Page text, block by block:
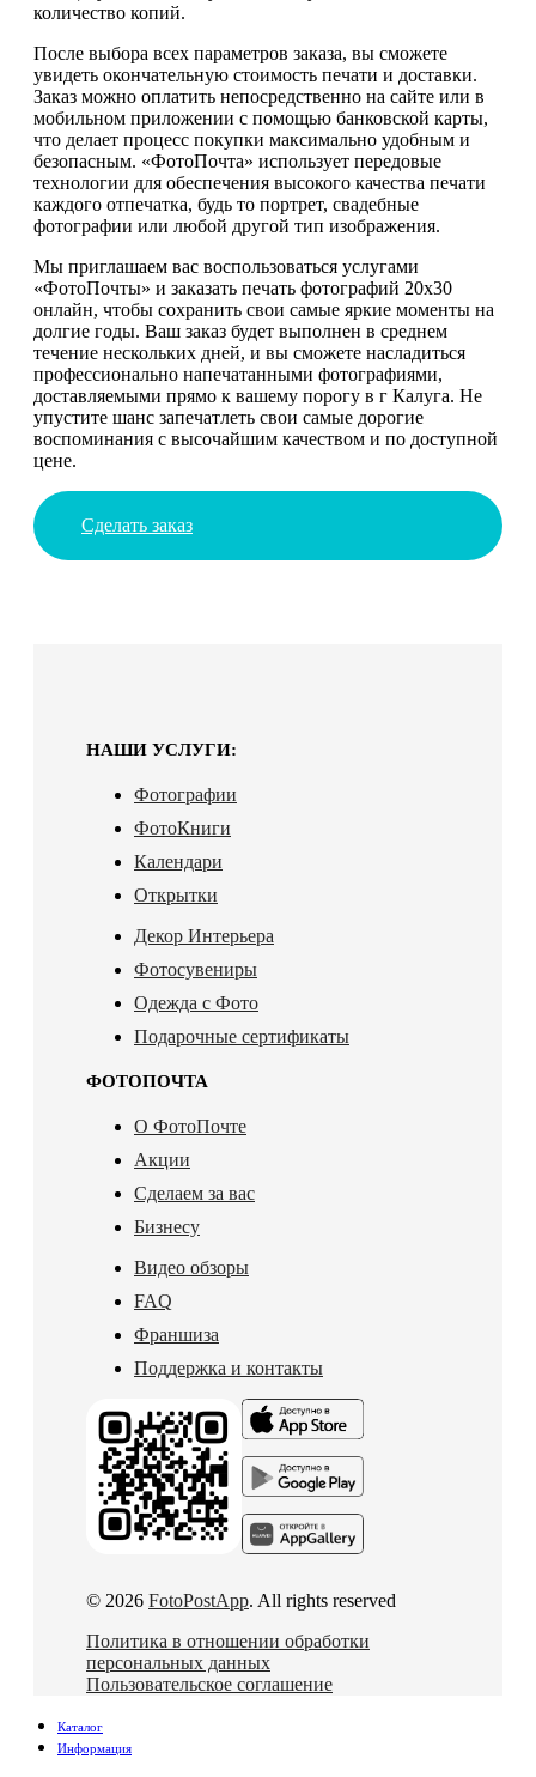
количество копий.
После выбора всех параметров заказа, вы сможете
увидеть окончательную стоимость печати и доставки.
Заказ можно оплатить непосредственно на сайте или в
мобильном приложении с помощью банковской карты,
что делает процесс покупки максимально удобным и
безопасным. «ФотоПочта» использует передовые
технологии для обеспечения высокого качества печати
каждого отпечатка, будь то портрет, свадебные
фотографии или любой другой тип изображения.
Мы приглашаем вас воспользоваться услугами
«ФотоПочты» и заказать печать фотографий 20х30
онлайн, чтобы сохранить свои самые яркие моменты на
долгие годы. Ваш заказ будет выполнен в среднем
течение нескольких дней, и вы сможете насладиться
профессионально напечатанными фотографиями,
доставляемыми прямо к вашему порогу в г Калуга. Не
упустите шанс запечатлеть свои самые дорогие
воспоминания с высочайшим качеством и по доступной
цене.
Сделать заказ
НАШИ УСЛУГИ:
Фотографии
ФотоКниги
Календари
Открытки
Декор Интерьера
Фотосувениры
Одежда с Фото
Подарочные сертификаты
ФОТОПОЧТА
О ФотоПочте
Акции
Сделаем за вас
Бизнесу
Видео обзоры
FAQ
Франшиза
Поддержка и контакты
© 2026 FotoPostApp. All rights reserved
Политика в отношении обработки
персональных данных
Пользовательское соглашение
Каталог
Информация